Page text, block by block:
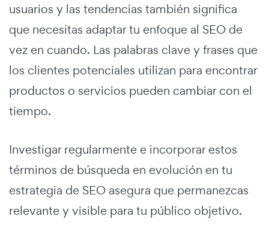
usuarios y las tendencias también significa
que necesitas adaptar tu enfoque al SEO de
vez en cuando. Las palabras clave y frases que
los clientes potenciales utilizan para encontrar
productos o servicios pueden cambiar con el
tiempo.
Investigar regularmente e incorporar estos
términos de búsqueda en evolución en tu
estrategia de SEO asegura que permanezcas
relevante y visible para tu público objetivo.